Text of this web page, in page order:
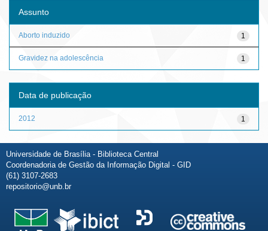
Assunto
1
Aborto induzido
1
Gravidez na adolescência
Data de publicação
1
2012
Universidade de Brasília - Biblioteca Central
Coordenadoria de Gestão da Informação Digital - GID
(61) 3107-2683
repositorio@unb.br